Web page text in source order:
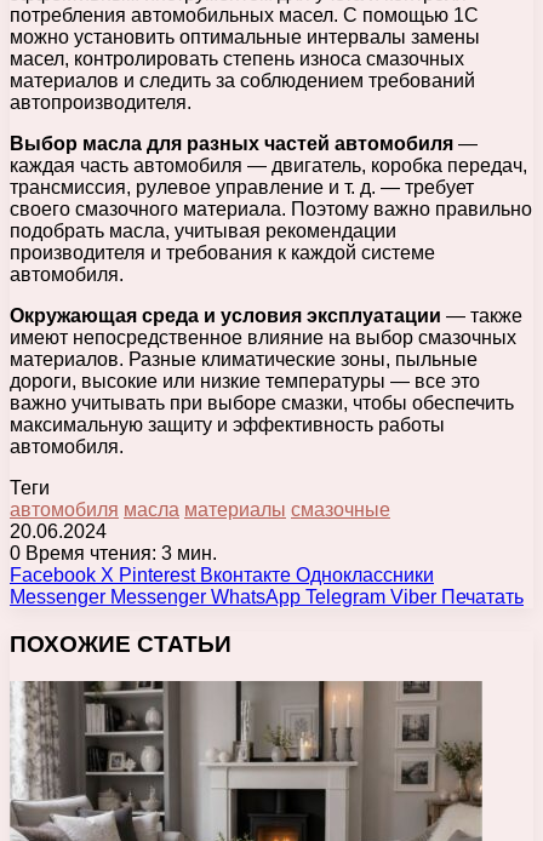
потребления автомобильных масел. С помощью 1С
можно установить оптимальные интервалы замены
масел, контролировать степень износа смазочных
материалов и следить за соблюдением требований
автопроизводителя.
Выбор масла для разных частей автомобиля —
каждая часть автомобиля — двигатель, коробка передач,
трансмиссия, рулевое управление и т. д. — требует
своего смазочного материала. Поэтому важно правильно
подобрать масла, учитывая рекомендации
производителя и требования к каждой системе
автомобиля.
Окружающая среда и условия эксплуатации — также
имеют непосредственное влияние на выбор смазочных
материалов. Разные климатические зоны, пыльные
дороги, высокие или низкие температуры — все это
важно учитывать при выборе смазки, чтобы обеспечить
максимальную защиту и эффективность работы
автомобиля.
Теги
автомобиля масла материалы смазочные
20.06.2024
0 Время чтения: 3 мин.
Facebook X Pinterest Вконтакте Одноклассники
Messenger Messenger WhatsApp Telegram Viber Печатать
ПОХОЖИЕ СТАТЬИ